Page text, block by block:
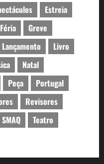
Estreia
Greve
Lançamento
Livro
Natal
Peça
Portugal
Revisores
SMAQ
Teatro